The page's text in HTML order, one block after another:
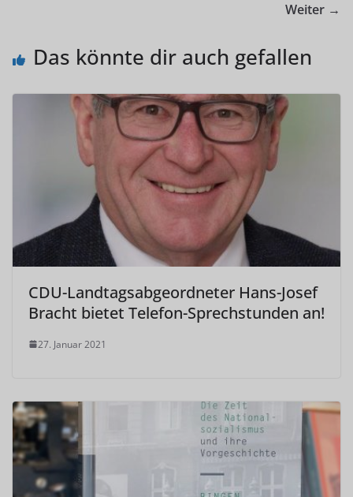
Weiter →
Das könnte dir auch gefallen
CDU-Landtagsabgeordneter Hans-Josef
Bracht bietet Telefon-Sprechstunden an!
27. Januar 2021